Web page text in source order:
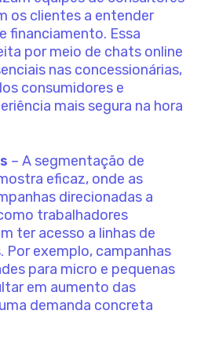
os clientes a entender
financiamento. Essa
por meio de chats online
nas concessionárias,
consumidores e
mais segura na hora
– A segmentação de
eficaz, onde as
direcionadas a
trabalhadores
ter acesso a linhas de
exemplo, campanhas
para micro e pequenas
em aumento das
demanda concreta